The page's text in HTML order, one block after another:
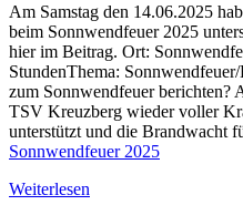
Am Samstag den 14.06.2025
beim Sonnwendfeuer 2025
hier im Beitrag. Ort:
StundenThema:
zum Sonnwendfeuer berichten?
TSV Kreuzberg wieder voller
unterstützt und die Brandwacht
Sonnwendfeuer 2025
Weiterlesen